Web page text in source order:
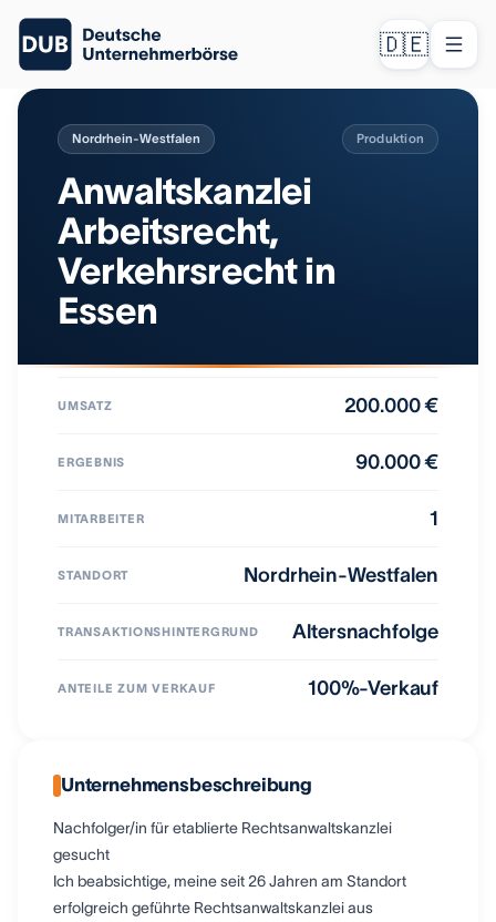
🇩🇪
Nordrhein-Westfalen Produktion
Anwaltskanzlei
Arbeitsrecht,
Verkehrsrecht in
Essen
UMSATZ 200.000 €
ERGEBNIS 90.000 €
MITARBEITER 1
STANDORT Nordrhein-Westfalen
TRANSAKTIONSHINTERGRUND Altersnachfolge
ANTEILE ZUM VERKAUF 100%-Verkauf
Unternehmensbeschreibung
Nachfolger/in für etablierte Rechtsanwaltskanzlei
gesucht
Ich beabsichtige, meine seit 26 Jahren am Standort
erfolgreich geführte Rechtsanwaltskanzlei aus